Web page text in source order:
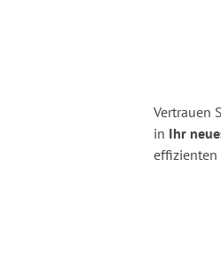
Vertrauen
in Ihr
effizienten